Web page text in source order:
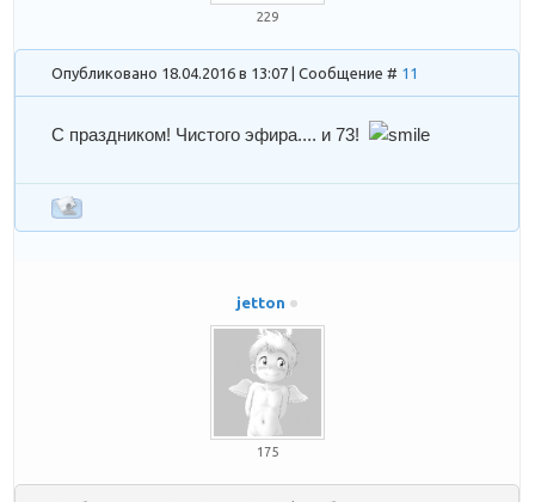
229
Опубликовано 18.04.2016 в 13:07 | Сообщение # 11
С праздником! Чистого эфира.... и 73!
jetton
175